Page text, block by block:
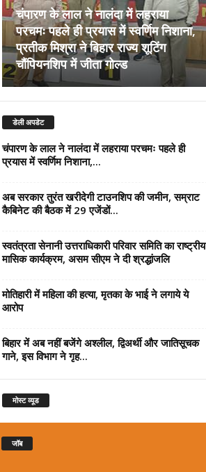
चंपारण के लाल ने नालंदा में लहराया
परचमः पहले ही प्रयास में स्वर्णिम निशाना,
प्रतीक मिश्रा ने बिहार राज्य शूटिंग
चौंपियनशिप में जीता गोल्ड
डेली अपडेट
चंपारण के लाल ने नालंदा में लहराया परचमः पहले ही
प्रयास में स्वर्णिम निशाना,...
अब सरकार तुरंत खरीदेगी टाउनशिप की जमीन, सम्राट
कैबिनेट की बैठक में 29 एजेंडों...
स्वतंत्रता सेनानी उत्तराधिकारी परिवार समिति का राष्ट्रीय
मासिक कार्यक्रम, असम सीएम ने दी श्रद्धांजलि
मोतिहारी में महिला की हत्या, मृतका के भाई ने लगाये ये
आरोप
बिहार में अब नहीं बजेंगे अश्लील, द्विअर्थी और जातिसूचक
गाने, इस विभाग ने गृह...
मोस्ट व्यूड
जॉब